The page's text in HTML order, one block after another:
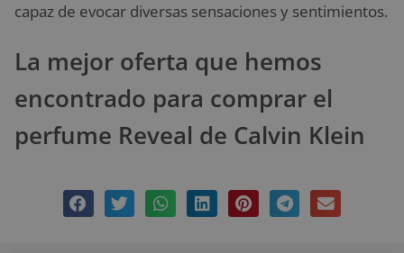
capaz de evocar diversas sensaciones y sentimientos.
La mejor oferta que hemos
encontrado para comprar el
perfume Reveal de Calvin Klein